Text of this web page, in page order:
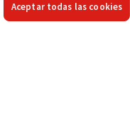
Aceptar todas las cookies